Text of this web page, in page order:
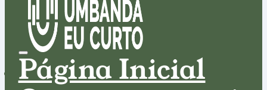
Página Inicial